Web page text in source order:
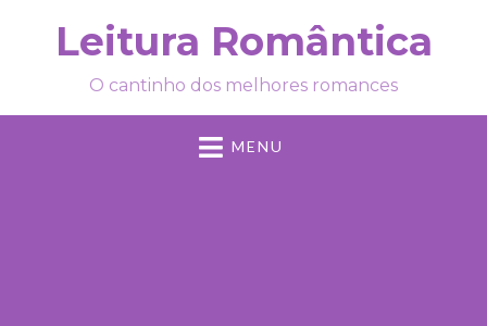
Leitura Romântica
O cantinho dos melhores romances
MENU